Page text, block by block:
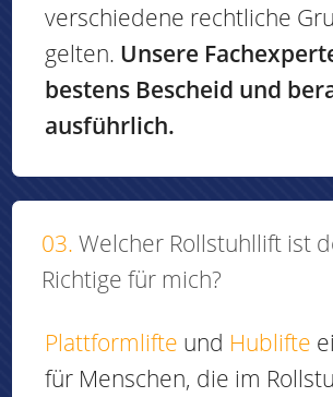
verschiedene rechtliche
gelten. Unsere
bestens Bescheid und
ausführlich.
03. Welcher Rollstuhllift ist
Richtige für mich?
Plattformlifte und Hublifte
für Menschen, die im